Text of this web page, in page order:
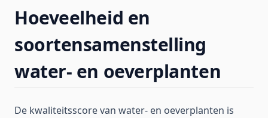
Hoeveelheid en
soortensamenstelling
water- en oeverplanten
De kwaliteitsscore van water- en oeverplanten is